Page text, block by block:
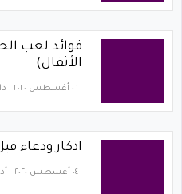
فوائد لعب
الأثقال)
٠٦ أغسطس ٢٠٢٠
اذكار ودعاء
٠٤ أغسطس ٢٠٢٠